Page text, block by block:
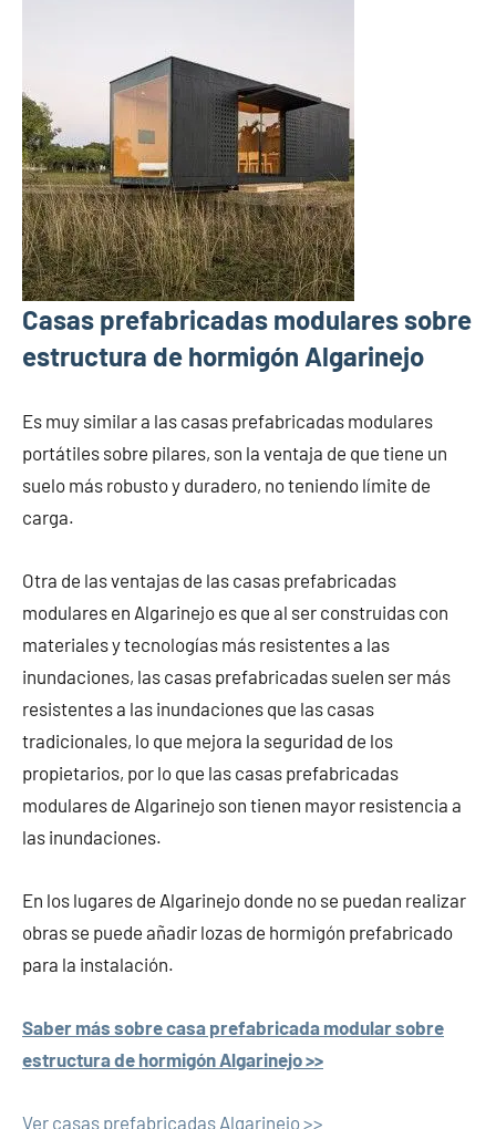
Casas prefabricadas modulares sobre
estructura de hormigón Algarinejo
Es muy similar a las casas prefabricadas modulares
portátiles sobre pilares, son la ventaja de que tiene un
suelo más robusto y duradero, no teniendo límite de
carga.
Otra de las ventajas de las casas prefabricadas
modulares en Algarinejo es que al ser construidas con
materiales y tecnologías más resistentes a las
inundaciones, las casas prefabricadas suelen ser más
resistentes a las inundaciones que las casas
tradicionales, lo que mejora la seguridad de los
propietarios, por lo que las casas prefabricadas
modulares de Algarinejo son tienen mayor resistencia a
las inundaciones.
En los lugares de Algarinejo donde no se puedan realizar
obras se puede añadir lozas de hormigón prefabricado
para la instalación.
Saber más sobre casa prefabricada modular sobre
estructura de hormigón Algarinejo >>
Ver casas prefabricadas Algarinejo >>